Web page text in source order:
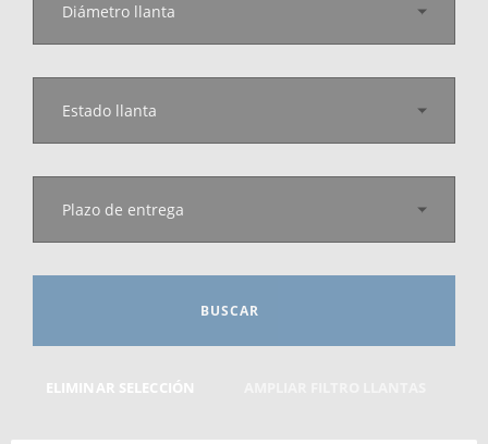
Diámetro llanta
Estado llanta
Plazo de entrega
BUSCAR
ELIMINAR SELECCIÓN